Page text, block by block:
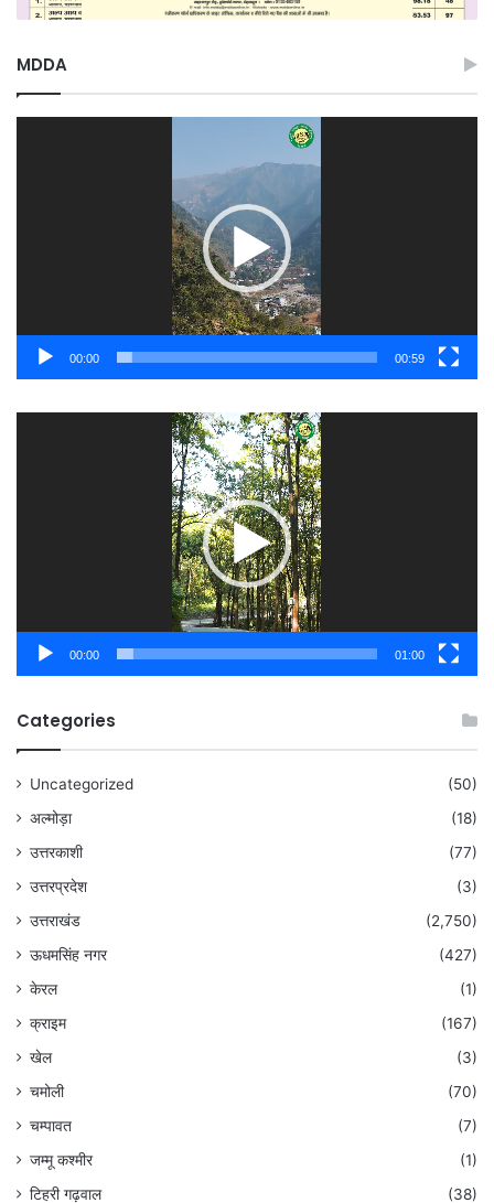
MDDA
00:00 00:59
00:00 01:00
Categories
Uncategorized
(50)
अल्मोड़ा
(18)
उत्तरकाशी
(77)
उत्तरप्रदेश
(3)
उत्तराखंड
(2,750)
ऊधमसिंह नगर
(427)
केरल
(1)
क्राइम
(167)
खेल
(3)
चमोली
(70)
चम्पावत
(7)
जम्मू कश्मीर
(1)
टिहरी गढ़वाल
(38)